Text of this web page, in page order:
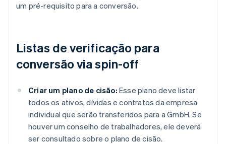
um pré-requisito para a conversão.
Listas de verificação para
conversão via spin-off
Criar um plano de cisão: Esse plano deve listar
todos os ativos, dívidas e contratos da empresa
individual que serão transferidos para a GmbH. Se
houver um conselho de trabalhadores, ele deverá
ser consultado sobre o plano de cisão.